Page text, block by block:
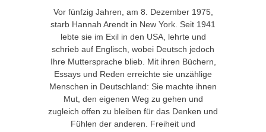
Vor fünfzig Jahren, am 8. Dezember 1975,
starb Hannah Arendt in New York. Seit 1941
lebte sie im Exil in den USA, lehrte und
schrieb auf Englisch, wobei Deutsch jedoch
Ihre Muttersprache blieb. Mit ihren Büchern,
Essays und Reden erreichte sie unzählige
Menschen in Deutschland: Sie machte ihnen
Mut, den eigenen Weg zu gehen und
zugleich offen zu bleiben für das Denken und
Fühlen der anderen. Freiheit und